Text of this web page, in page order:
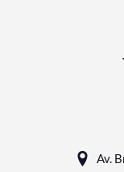
Av.